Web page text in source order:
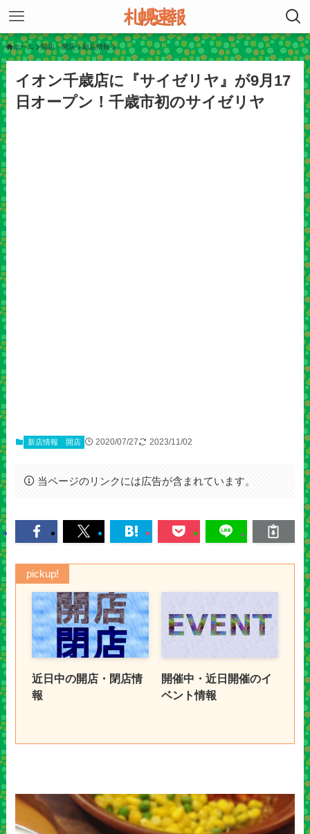
ホーム 開店・閉店 新店情報
イオン千歳店に『サイゼリヤ』が9月17
日オープン！千歳市初のサイゼリヤ
新店情報 開店 2020/07/27 2023/11/02
当ページのリンクには広告が含まれています。
pickup!
近日中の開店・閉店情
報
開催中・近日開催のイ
ベント情報